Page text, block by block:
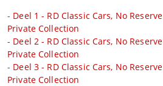
- Deel 1 - RD Classic Cars, No
Private Collection
- Deel 2 - RD Classic Cars, No
Private Collection
- Deel 3 - RD Classic Cars, No
Private Collection